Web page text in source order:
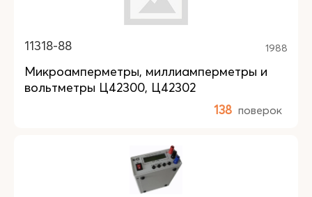
11318-88 1988
Микроамперметры, миллиамперметры и
вольтметры Ц42300, Ц42302
138 поверок